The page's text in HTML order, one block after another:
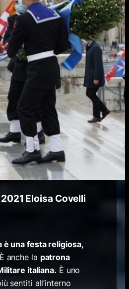
Eloisa Covelli
è una festa religiosa,
È anche la patrona
italiana. È uno
sentiti all’interno